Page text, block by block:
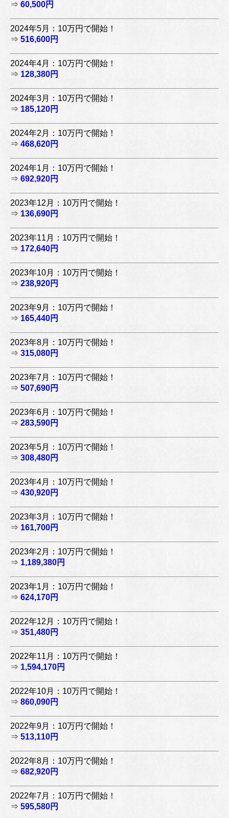
⇒ 60,500円
2024年5月：10万円で開始！
⇒ 516,600円
2024年4月：10万円で開始！
⇒ 128,380円
2024年3月：10万円で開始！
⇒ 185,120円
2024年2月：10万円で開始！
⇒ 468,620円
2024年1月：10万円で開始！
⇒ 692,920円
2023年12月：10万円で開始！
⇒ 136,690円
2023年11月：10万円で開始！
⇒ 172,640円
2023年10月：10万円で開始！
⇒ 238,920円
2023年9月：10万円で開始！
⇒ 165,440円
2023年8月：10万円で開始！
⇒ 315,080円
2023年7月：10万円で開始！
⇒ 507,690円
2023年6月：10万円で開始！
⇒ 283,590円
2023年5月：10万円で開始！
⇒ 308,480円
2023年4月：10万円で開始！
⇒ 430,920円
2023年3月：10万円で開始！
⇒ 161,700円
2023年2月：10万円で開始！
⇒ 1,189,380円
2023年1月：10万円で開始！
⇒ 624,170円
2022年12月：10万円で開始！
⇒ 351,480円
2022年11月：10万円で開始！
⇒ 1,594,170円
2022年10月：10万円で開始！
⇒ 860,090円
2022年9月：10万円で開始！
⇒ 513,110円
2022年8月：10万円で開始！
⇒ 682,920円
2022年7月：10万円で開始！
⇒ 595,580円